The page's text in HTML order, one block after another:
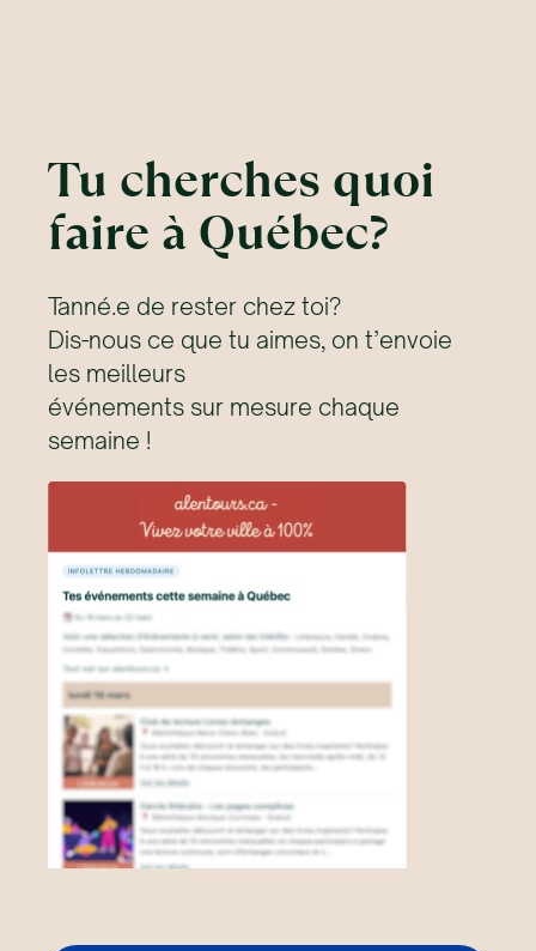
Tu cherches quoi
faire à Québec?
Tanné.e de rester chez toi?
Dis-nous ce que tu aimes, on t’envoie
les meilleurs
événements sur mesure chaque
semaine !